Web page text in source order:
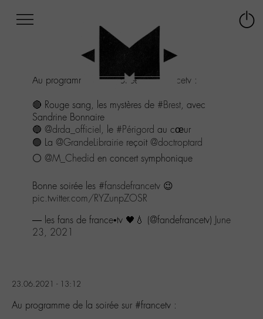
au
Aller
contenu
Aller
recherche
Au programme de la soirée sur#francetv :
🔴 Rouge sang, les mystères de #Brest, avec
Sandrine Bonnaire
🔵 @drda_officiel , le #Périgord au cœur
🟢 La @GrandeLibrairie reçoit @doctroptard
⚪️ @M_Chedid en concert symphonique
Bonne soirée les #fansdefrancetv 😉
pic.twitter.com/RYZunpZOSR
— les fans de france•tv 🖤💧 (@fandefrancetv) June
23, 2021
23.06.2021 - 13:12
Au programme de la soirée sur #francetv :